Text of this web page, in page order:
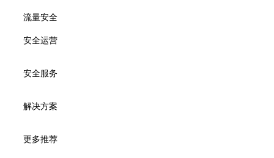
流量安全
安全运营
安全服务
解决方案
更多推荐